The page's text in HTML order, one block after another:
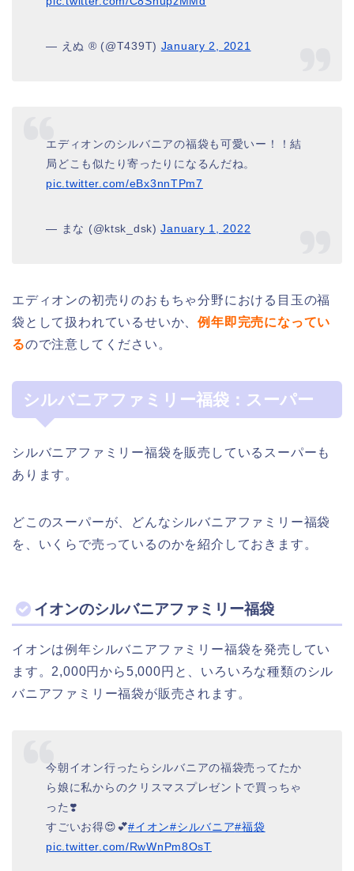
— えぬ ®︎ (@T439T) January 2, 2021
エディオンのシルバニアの福袋も可愛いー！！結
局どこも似たり寄ったりになるんだね。
pic.twitter.com/eBx3nnTPm7
— まな (@ktsk_dsk)January 1, 2022
エディオンの初売りのおもちゃ分野における目玉の福
袋として扱われているせいか、例年即完売になってい
るので注意してください。
シルバニアファミリー福袋：スーパー
シルバニアファミリー福袋を販売しているスーパーも
あります。
どこのスーパーが、どんなシルバニアファミリー福袋
を、いくらで売っているのかを紹介しておきます。
イオンのシルバニアファミリー福袋
イオンは例年シルバニアファミリー福袋を発売してい
ます。2,000円から5,000円と、いろいろな種類のシル
バニアファミリー福袋が販売されます。
今朝イオン行ったらシルバニアの福袋売ってたか
ら娘に私からのクリスマスプレゼントで買っちゃ
った❣️
すごいお得😍💕#イオン#シルバニア#福袋
pic.twitter.com/RwWnPm8OsT